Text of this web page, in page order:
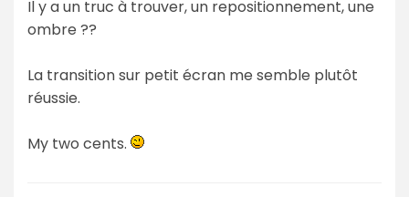
Il y a un truc à trouver, un repositionnement, une
ombre ??
La transition sur petit écran me semble plutôt
réussie.
My two cents.